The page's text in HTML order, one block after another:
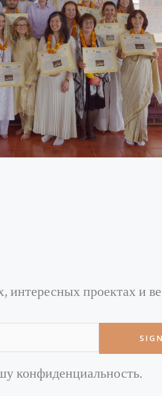
интересных проектах и
конфиденциальность.